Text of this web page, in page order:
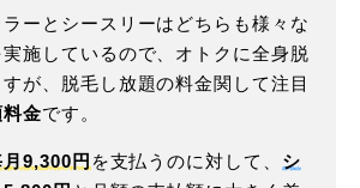
ーとシースリーはどちらも様々な
施しているので、オトクに全身脱
が、脱毛し放題の料金関して注目
料金です。
9,300円を支払うのに対して、 シ